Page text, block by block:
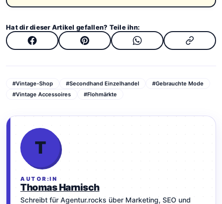
Hat dir dieser Artikel gefallen? Teile ihn:
#Vintage-Shop #Secondhand Einzelhandel
#Gebrauchte Mode
#Vintage Accessoires
#Flohmärkte
T
AUTOR:IN
Thomas Harnisch
Schreibt für Agentur.rocks über Marketing, SEO und